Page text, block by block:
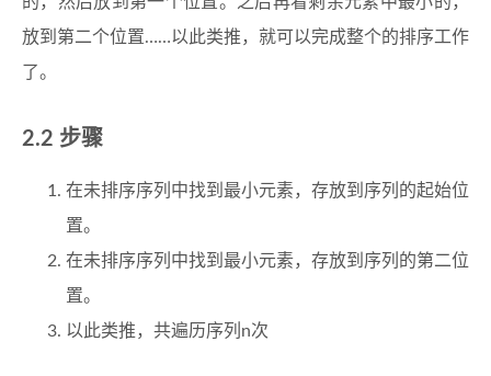
放到第二个位置……以此类推，就可以完成整个的排序工作
了。
步骤
在未排序序列中找到最小元素，存放到序列的起始位
置。
在未排序序列中找到最小元素，存放到序列的第二位
置。
以此类推，共遍历序列n次